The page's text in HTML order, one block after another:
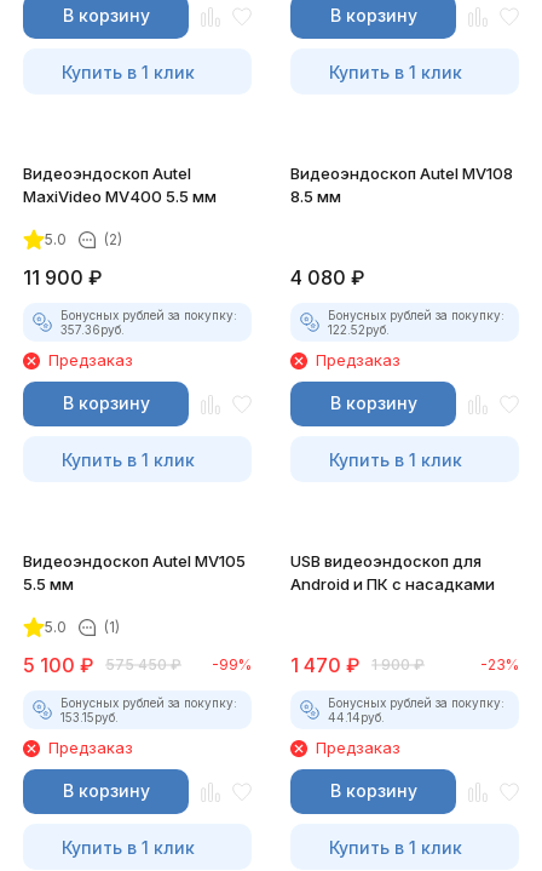
В корзину
Купить в 1 клик
В корзину
Купить в 1 клик
Видеоэндоскоп Autel
MaxiVideo MV400 5.5 мм
5.0 (2)
11 900 ₽
Бонусных рублей за покупку:
357.36руб.
Предзаказ
В корзину
Купить в 1 клик
Видеоэндоскоп Autel MV108
8.5 мм
4 080 ₽
Бонусных рублей за покупку:
122.52руб.
Предзаказ
В корзину
Купить в 1 клик
Видеоэндоскоп Autel MV105
5.5 мм
5.0 (1)
5 100 ₽ 575 450 ₽ -99%
Бонусных рублей за покупку:
153.15руб.
Предзаказ
В корзину
Купить в 1 клик
USB видеоэндоскоп для
Android и ПК с насадками
1 470 ₽ 1 900 ₽ -23%
Бонусных рублей за покупку:
44.14руб.
Предзаказ
В корзину
Купить в 1 клик